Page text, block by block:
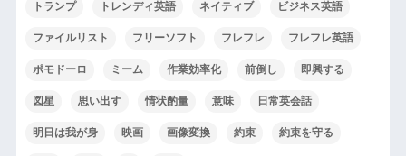
トランプ トレンディ英語 ネイティブ ビジネス英語
ファイルリスト フリーソフト フレフレ フレフレ英語
ポモドーロ ミーム 作業効率化 前倒し 即興する
図星 思い出す 情状酌量 意味 日常英会話
明日は我が身 映画 画像変換 約束 約束を守る